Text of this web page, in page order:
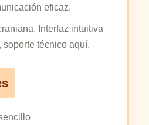
eficaz.
Interfaz intuitiva
soporte técnico aquí.